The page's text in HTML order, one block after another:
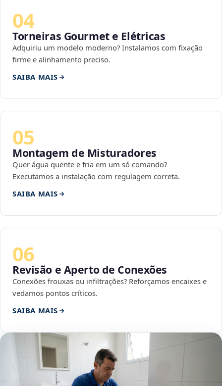
04
Torneiras Gourmet e Elétricas
Adquiriu um modelo moderno? Instalamos com fixação
firme e alinhamento preciso.
SAIBA MAIS
05
Montagem de Misturadores
Quer água quente e fria em um só comando?
Executamos a instalação com regulagem correta.
SAIBA MAIS
06
Revisão e Aperto de Conexões
Conexões frouxas ou infiltrações? Reforçamos encaixes e
vedamos pontos críticos.
SAIBA MAIS